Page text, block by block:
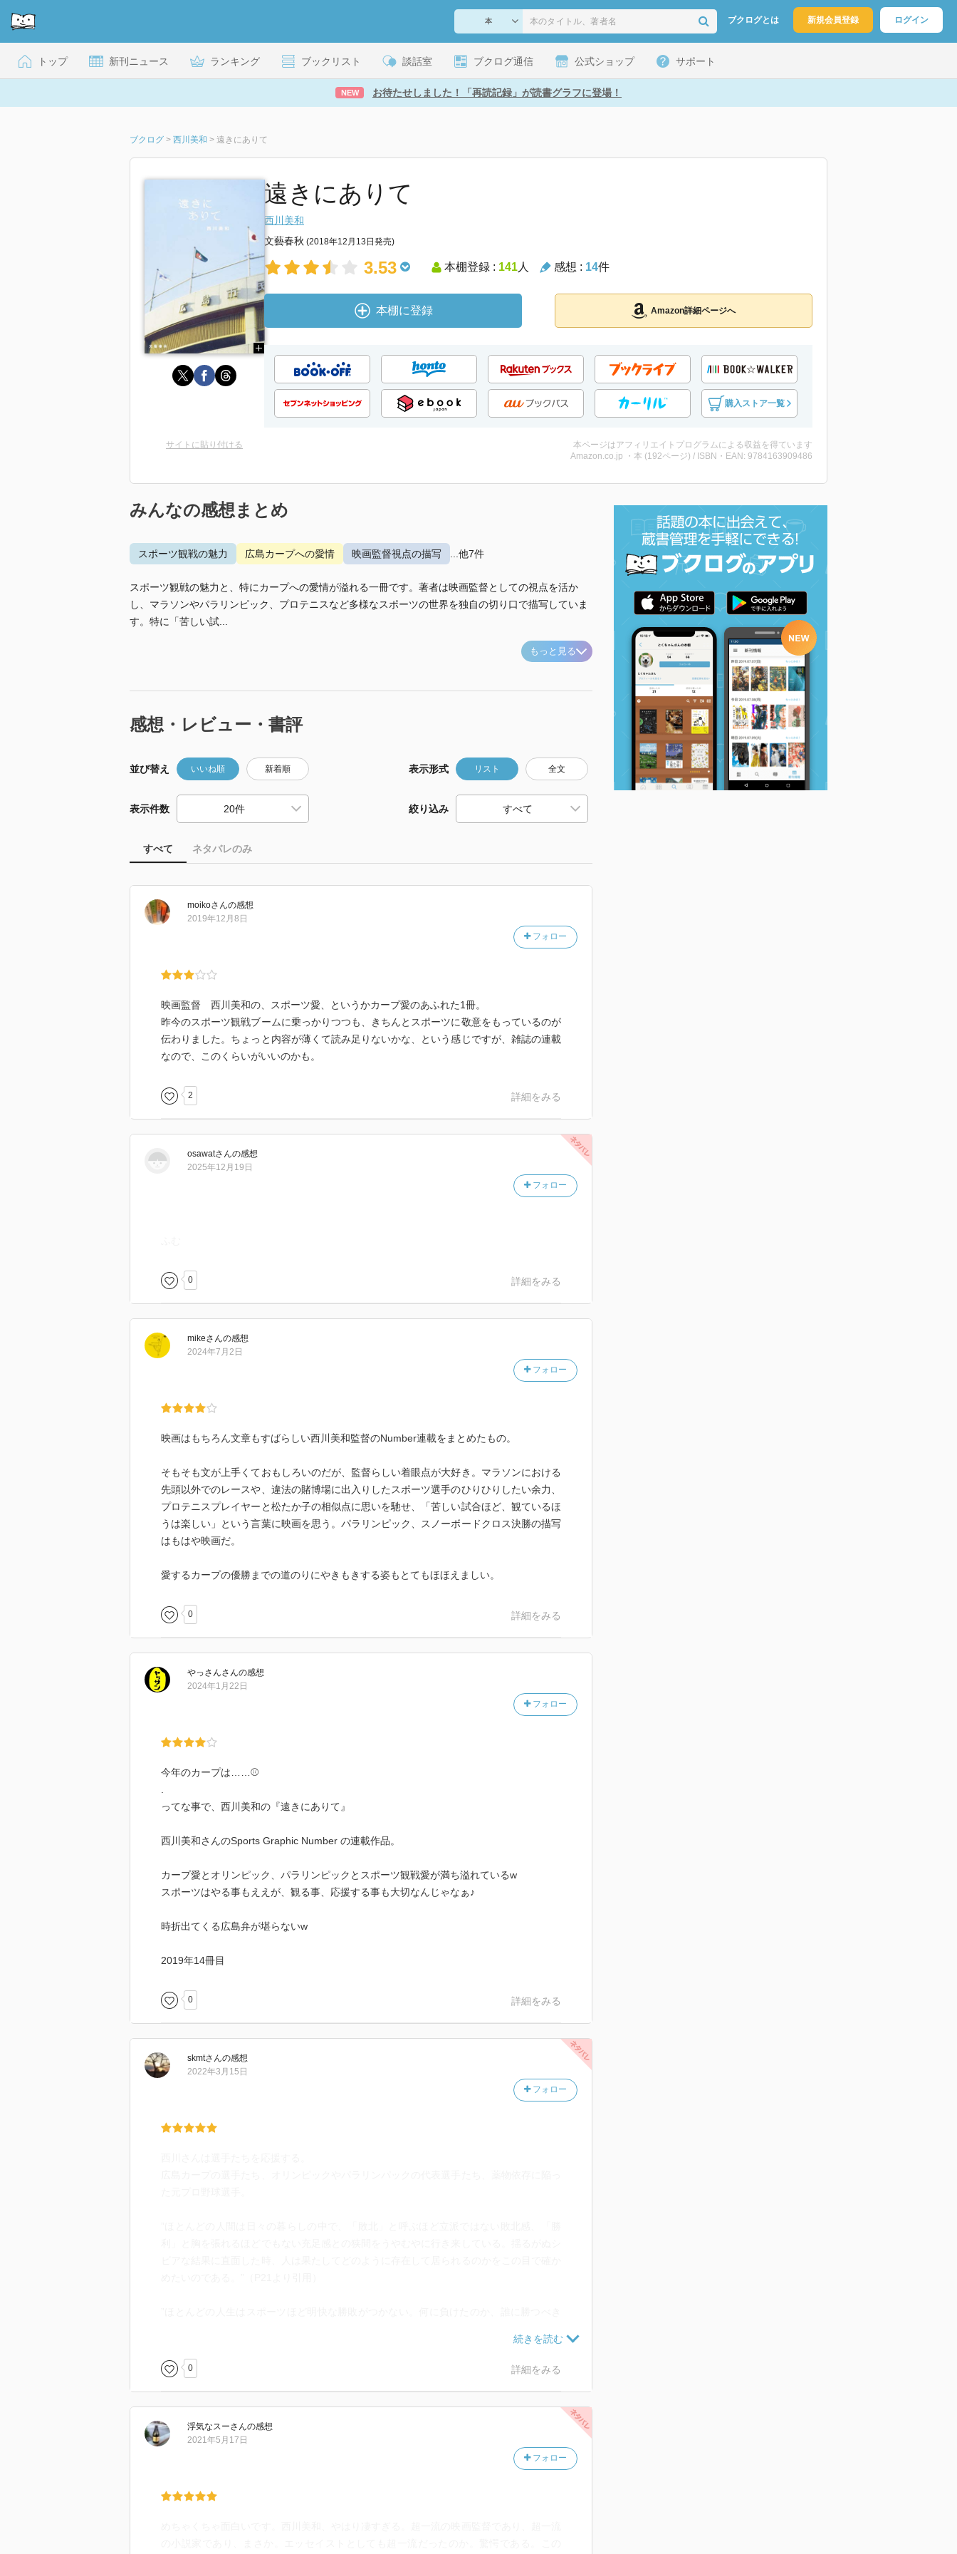
ブクログとは 新規会員登録 ログイン
トップ 新刊ニュース ランキング ブックリスト 談話室 ブクログ通信 公式ショップ サポート
NEW お待たせしました！「再読記録」が読書グラフに登場！
ブクログ > 西川美和 > 遠きにありて
遠きにありて
西川美和
文藝春秋 (2018年12月13日発売)
3.53 本棚登録 : 141人 感想 : 14件
本棚に登録 Amazon詳細ページへ
購入ストア一覧
サイトに貼り付ける
本ページはアフィリエイトプログラムによる収益を得ています
Amazon.co.jp ・本 (192ページ) / ISBN・EAN: 9784163909486
みんなの感想まとめ
スポーツ観戦の魅力 広島カープへの愛情 映画監督視点の描写 ...他7件
スポーツ観戦の魅力と、特にカープへの愛情が溢れる一冊です。著者は映画監督としての視点を活か
し、マラソンやパラリンピック、プロテニスなど多様なスポーツの世界を独自の切り口で描写していま
す。特に「苦しい試...
もっと見る
感想・レビュー・書評
並び替え いいね順 新着順 表示形式 リスト 全文
表示件数 絞り込み
すべて ネタバレのみ
moikoさんの感想
フォロー
2019年12月8日
映画監督 西川美和の、スポーツ愛、というかカープ愛のあふれた1冊。
昨今のスポーツ観戦ブームに乗っかりつつも、きちんとスポーツに敬意をもっているのが
伝わりました。ちょっと内容が薄くて読み足りないかな、という感じですが、雑誌の連載
なので、このくらいがいいのかも。
2 詳細をみる
osawatさんの感想
フォロー
2025年12月19日
0 詳細をみる
mikeさんの感想
フォロー
2024年7月2日
映画はもちろん文章もすばらしい西川美和監督のNumber連載をまとめたもの。
そもそも文が上手くておもしろいのだが、監督らしい着眼点が大好き。マラソンにおける
先頭以外でのレースや、違法の賭博場に出入りしたスポーツ選手のひりひりしたい余力、
プロテニスプレイヤーと松たか子の相似点に思いを馳せ、「苦しい試合ほど、観ているほ
うは楽しい」という言葉に映画を思う。パラリンピック、スノーボードクロス決勝の描写
はもはや映画だ。
愛するカープの優勝までの道のりにやきもきする姿もとてもほほえましい。
0 詳細をみる
やっさんさんの感想
フォロー
2024年1月22日
今年のカープは……⚾
ってな事で、西川美和の『遠きにありて』
西川美和さんのSports Graphic Number の連載作品。
カープ愛とオリンピック、パラリンピックとスポーツ観戦愛が満ち溢れているw
スポーツはやる事もええが、観る事、応援する事も大切なんじゃなぁ♪
時折出てくる広島弁が堪らないw
2019年14冊目
0 詳細をみる
skmtさんの感想
フォロー
2022年3月15日
たりもする。もう負けたのかも知れない。この先も負けたままかもしれない。その生暖か
いぬかるみから脚を引き抜くことにもまた、勇気が必要だ。”（P96より引用）
だからスポーツ観戦は面白いんだろうな。頑張っている選手に、自分を重ねて共感したり
して。
0 詳細をみる
浮気なスーさんの感想
フォロー
2021年5月17日